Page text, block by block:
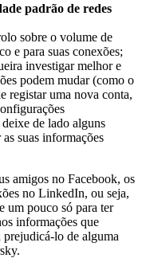
padrão de redes
sobre o volume de
e para suas conexões;
investigar melhor e
podem mudar (como o
registar uma nova conta,
de lado alguns
suas informações
amigos no Facebook, os
no LinkedIn, ou seja,
um pouco só para ter
informações que
prejudicá-lo de alguma